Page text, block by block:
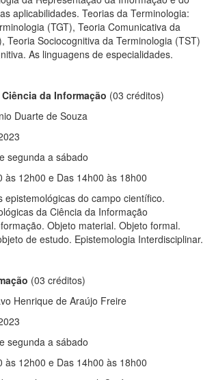
aplicabilidades. Teorias da Terminologia:
(TGT), Teoria Comunicativa da
Teoria Sociocognitiva da Terminologia (TST)
As linguagens de especialidades.
da Informação (03 créditos)
Duarte de Souza
segunda a sábado
às 12h00 e Das 14h00 às 18h00
epistemológicas do campo científico.
da Ciência da Informação
Objeto material. Objeto formal.
de estudo. Epistemologia Interdisciplinar.
(03 créditos)
Henrique de Araújo Freire
segunda a sábado
às 12h00 e Das 14h00 às 18h00